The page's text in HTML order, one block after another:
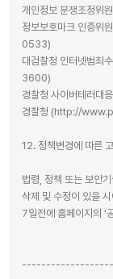
개인정보 분쟁조정
정보보호마크 인증
0533)
대검찰청 인터넷범
3600)
경찰청 사이버테러
경찰청 (http://
12. 정책변경에 따른
법령, 정책 또는 보안
삭제 및 수정이 있을
7일전에 홈페이지의 '